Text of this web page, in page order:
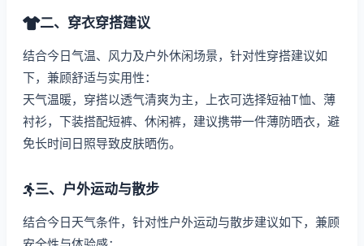
二、穿衣穿搭建议
结合今日气温、风力及户外休闲场景，针对性穿搭建议如
下，兼顾舒适与实用性：
天气温暖，穿搭以透气清爽为主，上衣可选择短袖T恤、薄
衬衫，下装搭配短裤、休闲裤，建议携带一件薄防晒衣，避
免长时间日照导致皮肤晒伤。
三、户外运动与散步
结合今日天气条件，针对性户外运动与散步建议如下，兼顾